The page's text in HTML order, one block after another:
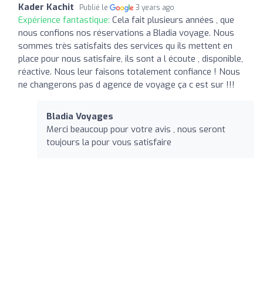
Kader Kachit Publié le 3 years ago
Expérience fantastique: Cela fait plusieurs années , que
nous confions nos réservations a Bladia voyage. Nous
sommes très satisfaits des services qu ils mettent en
place pour nous satisfaire, ils sont a l écoute , disponible,
réactive. Nous leur faisons totalement confiance ! Nous
ne changerons pas d agence de voyage ça c est sur !!!
Bladia Voyages
Merci beaucoup pour votre avis , nous seront
toujours la pour vous satisfaire